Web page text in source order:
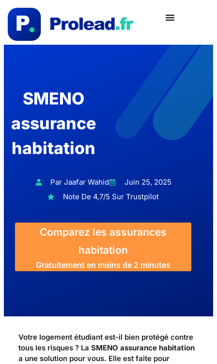
SMENO
assurance
habitation
Par Jaafar Wahid
Juin 25, 2025
Note De 4,7/5 Sur Trustpilot
Comparez les assurances
habitation
Gratuitement en moins de 2 minutes
Votre logement étudiant est-il bien protégé contre
tous les risques ? La SMENO assurance habitation
a une solution pour vous. Elle est faite pour